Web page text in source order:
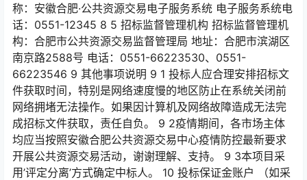
称：安徽合肥·公共资源交易电子服务系统 电子服务系统电
话：0551-12345 8 5 招标监督管理机构 招标监督管理机
构：合肥市公共资源交易监督管理局 地址：合肥市滨湖区
南京路2588号 电话：0551-66223530、0551-
66223546 9 其他事项说明 9 1 投标人应合理安排招标文
件获取时间，特别是网络速度慢的地区防止在系统关闭前
网络拥堵无法操作。如果因计算机及网络故障造成无法完
成招标文件获取，责任自负。 9 2疫情期间，各市场主体
均应当按照安徽合肥公共资源交易中心疫情防控最新要求
开展公共资源交易活动，谢谢理解、支持。 9 3本项目采
用’评定分离’方式确定中标人。 10 投标保证金账户 （如采